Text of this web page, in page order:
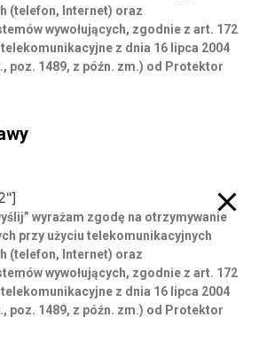
(telefon, Internet) oraz
wywołujących, zgodnie z art. 172
z dnia 16 lipca 2004
poz. 1489, z późn. zm.) od Protektor
wyrażam zgodę na otrzymywanie
przy użyciu telekomunikacyjnych
(telefon, Internet) oraz
wywołujących, zgodnie z art. 172
z dnia 16 lipca 2004
poz. 1489, z późn. zm.) od Protektor